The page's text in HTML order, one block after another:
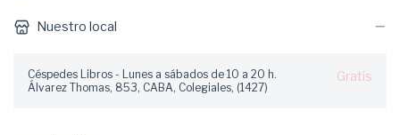
Nuestro local
Céspedes Libros - Lunes a sábados de 10 a 20 h.
Álvarez Thomas, 853, CABA, Colegiales, (1427)
Gratis